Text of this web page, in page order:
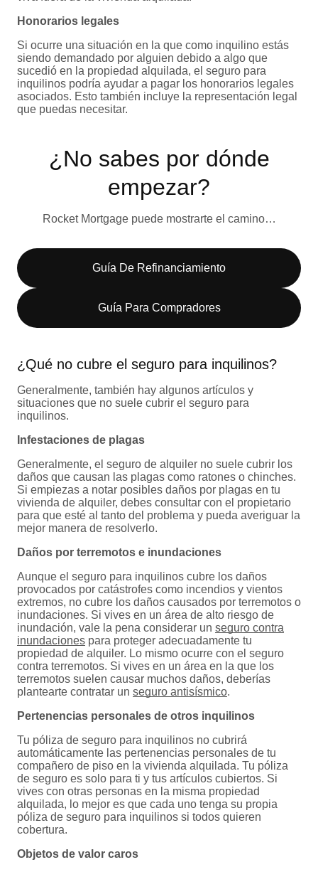
Honorarios legales
Si ocurre una situación en la que como inquilino estás
siendo demandado por alguien debido a algo que
sucedió en la propiedad alquilada, el seguro para
inquilinos podría ayudar a pagar los honorarios legales
asociados. Esto también incluye la representación legal
que puedas necesitar.
¿No sabes por dónde
empezar?
Rocket Mortgage puede mostrarte el camino…
Guía De Refinanciamiento
Guía Para Compradores
¿Qué no cubre el seguro para inquilinos?
Generalmente, también hay algunos artículos y
situaciones que no suele cubrir el seguro para
inquilinos.
Infestaciones de plagas
Generalmente, el seguro de alquiler no suele cubrir los
daños que causan las plagas como ratones o chinches.
Si empiezas a notar posibles daños por plagas en tu
vivienda de alquiler, debes consultar con el propietario
para que esté al tanto del problema y pueda averiguar la
mejor manera de resolverlo.
Daños por terremotos e inundaciones
Aunque el seguro para inquilinos cubre los daños
provocados por catástrofes como incendios y vientos
extremos, no cubre los daños causados por terremotos o
inundaciones. Si vives en un área de alto riesgo de
inundación, vale la pena considerar un seguro contra
inundaciones para proteger adecuadamente tu
propiedad de alquiler. Lo mismo ocurre con el seguro
contra terremotos. Si vives en un área en la que los
terremotos suelen causar muchos daños, deberías
plantearte contratar un seguro antisísmico.
Pertenencias personales de otros inquilinos
Tu póliza de seguro para inquilinos no cubrirá
automáticamente las pertenencias personales de tu
compañero de piso en la vivienda alquilada. Tu póliza
de seguro es solo para ti y tus artículos cubiertos. Si
vives con otras personas en la misma propiedad
alquilada, lo mejor es que cada uno tenga su propia
póliza de seguro para inquilinos si todos quieren
cobertura.
Objetos de valor caros